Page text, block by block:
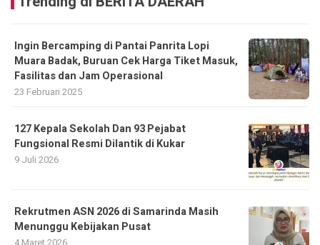
Ingin Bercamping di Pantai Panrita Lopi
Muara Badak, Buruan Cek Harga Tiket Masuk,
Fasilitas dan Jam Operasional
23 Februari 2025
127 Kepala Sekolah Dan 93 Pejabat
Fungsional Resmi Dilantik di Kukar
9 Juli 2026
Rekrutmen ASN 2026 di Samarinda Masih
Menunggu Kebijakan Pusat